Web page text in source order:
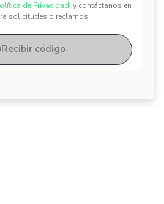
de Privacidad. y contáctanos en
solicitudes o reclamos.
Recibir código